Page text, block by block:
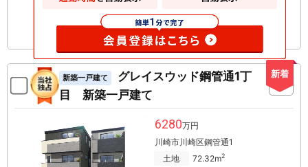
新着
新築一戸建て
グレイスウッド鋼管通1丁
目 新築一戸建て
6280万円
川崎市川崎区鋼管通1
土地
72.32m2